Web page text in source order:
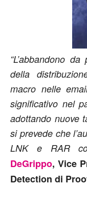
“L’abbandono
della
macro nelle
significativo nel
adottando nuove
si prevede che
LNK e RAR
DeGrippo, Vice
Detection di